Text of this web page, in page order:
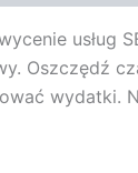
usług
Oszczędź
wydatki.